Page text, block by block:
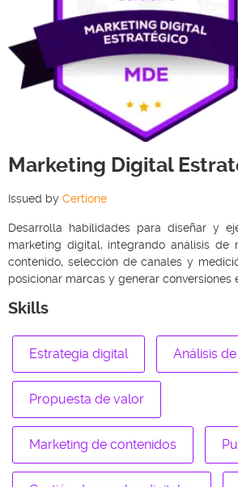
Marketing Digital
Issued by Certione
Desarrolla habilidades para diseñar y
marketing digital, integrando análisis de
contenido, selección de canales y
posicionar marcas y generar conversiones
Skills
Estrategia digital Análisis
Propuesta de valor
Marketing de contenidos